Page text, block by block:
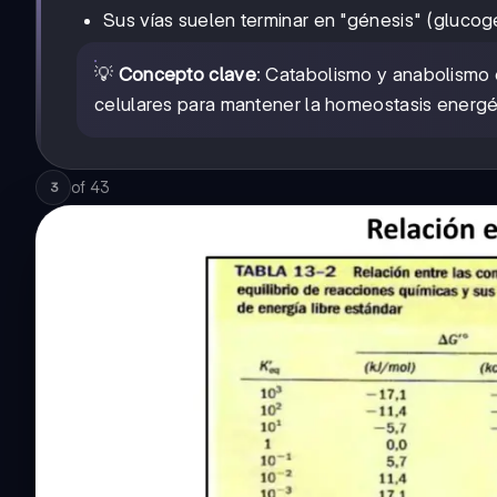
Sus vías suelen terminar en "génesis"
💡 Concepto clave: Catabolismo y
celulares para mantener la homeostasis
3 of 43